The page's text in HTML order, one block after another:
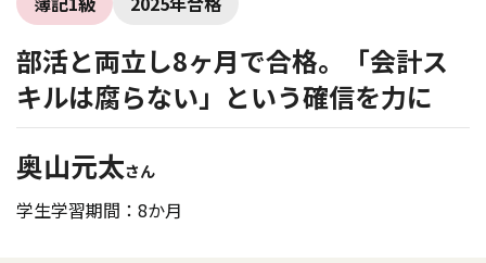
部活と両立し8ヶ月で合格。「会計ス
キルは腐らない」という確信を力に
奥山元太さん
学生学習期間：8か月